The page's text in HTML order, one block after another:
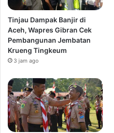
Tinjau Dampak Banjir di
Aceh, Wapres Gibran Cek
Pembangunan Jembatan
Krueng Tingkeum
3 jam ago